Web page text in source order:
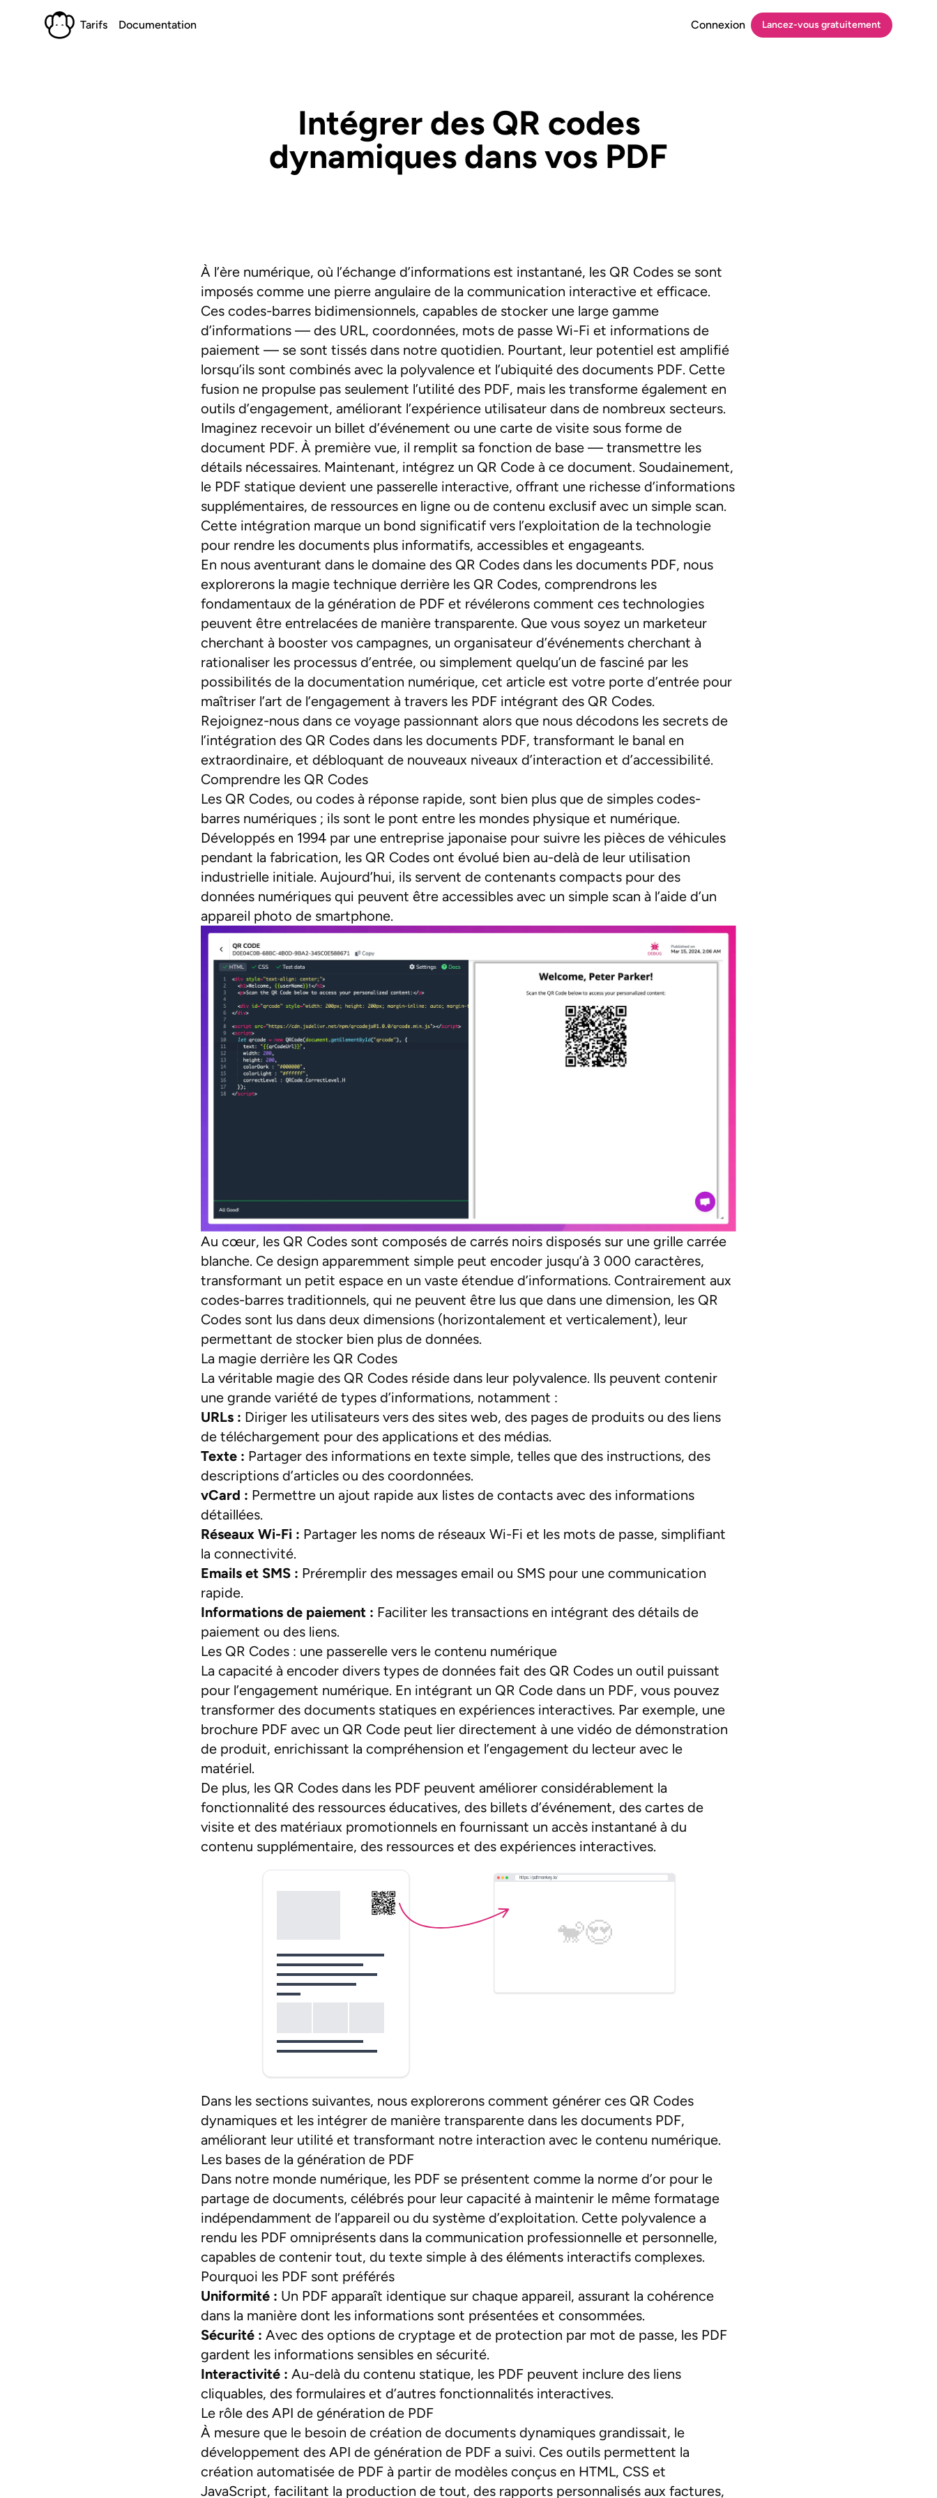
Tarifs Documentation Connexion Lancez-vous gratuitement
Intégrer des QR codes
dynamiques dans vos PDF
À l’ère numérique, où l’échange d’informations est instantané, les QR Codes se sont
imposés comme une pierre angulaire de la communication interactive et efficace.
Ces codes-barres bidimensionnels, capables de stocker une large gamme
d’informations — des URL, coordonnées, mots de passe Wi-Fi et informations de
paiement — se sont tissés dans notre quotidien. Pourtant, leur potentiel est amplifié
lorsqu’ils sont combinés avec la polyvalence et l’ubiquité des documents PDF. Cette
fusion ne propulse pas seulement l’utilité des PDF, mais les transforme également en
outils d’engagement, améliorant l’expérience utilisateur dans de nombreux secteurs.
Imaginez recevoir un billet d’événement ou une carte de visite sous forme de
document PDF. À première vue, il remplit sa fonction de base — transmettre les
détails nécessaires. Maintenant, intégrez un QR Code à ce document. Soudainement,
le PDF statique devient une passerelle interactive, offrant une richesse d’informations
supplémentaires, de ressources en ligne ou de contenu exclusif avec un simple scan.
Cette intégration marque un bond significatif vers l’exploitation de la technologie
pour rendre les documents plus informatifs, accessibles et engageants.
En nous aventurant dans le domaine des QR Codes dans les documents PDF, nous
explorerons la magie technique derrière les QR Codes, comprendrons les
fondamentaux de la génération de PDF et révélerons comment ces technologies
peuvent être entrelacées de manière transparente. Que vous soyez un marketeur
cherchant à booster vos campagnes, un organisateur d’événements cherchant à
rationaliser les processus d’entrée, ou simplement quelqu’un de fasciné par les
possibilités de la documentation numérique, cet article est votre porte d’entrée pour
maîtriser l’art de l’engagement à travers les PDF intégrant des QR Codes.
Rejoignez-nous dans ce voyage passionnant alors que nous décodons les secrets de
l’intégration des QR Codes dans les documents PDF, transformant le banal en
extraordinaire, et débloquant de nouveaux niveaux d’interaction et d’accessibilité.
Comprendre les QR Codes
Les QR Codes, ou codes à réponse rapide, sont bien plus que de simples codes-
barres numériques ; ils sont le pont entre les mondes physique et numérique.
Développés en 1994 par une entreprise japonaise pour suivre les pièces de véhicules
pendant la fabrication, les QR Codes ont évolué bien au-delà de leur utilisation
industrielle initiale. Aujourd’hui, ils servent de contenants compacts pour des
données numériques qui peuvent être accessibles avec un simple scan à l’aide d’un
appareil photo de smartphone.
Au cœur, les QR Codes sont composés de carrés noirs disposés sur une grille carrée
blanche. Ce design apparemment simple peut encoder jusqu’à 3 000 caractères,
transformant un petit espace en un vaste étendue d’informations. Contrairement aux
codes-barres traditionnels, qui ne peuvent être lus que dans une dimension, les QR
Codes sont lus dans deux dimensions (horizontalement et verticalement), leur
permettant de stocker bien plus de données.
La magie derrière les QR Codes
La véritable magie des QR Codes réside dans leur polyvalence. Ils peuvent contenir
une grande variété de types d’informations, notamment :
URLs : Diriger les utilisateurs vers des sites web, des pages de produits ou des liens
de téléchargement pour des applications et des médias.
Texte : Partager des informations en texte simple, telles que des instructions, des
descriptions d’articles ou des coordonnées.
vCard : Permettre un ajout rapide aux listes de contacts avec des informations
détaillées.
Réseaux Wi-Fi : Partager les noms de réseaux Wi-Fi et les mots de passe, simplifiant
la connectivité.
Emails et SMS : Préremplir des messages email ou SMS pour une communication
rapide.
Informations de paiement : Faciliter les transactions en intégrant des détails de
paiement ou des liens.
Les QR Codes : une passerelle vers le contenu numérique
La capacité à encoder divers types de données fait des QR Codes un outil puissant
pour l’engagement numérique. En intégrant un QR Code dans un PDF, vous pouvez
transformer des documents statiques en expériences interactives. Par exemple, une
brochure PDF avec un QR Code peut lier directement à une vidéo de démonstration
de produit, enrichissant la compréhension et l’engagement du lecteur avec le
matériel.
De plus, les QR Codes dans les PDF peuvent améliorer considérablement la
fonctionnalité des ressources éducatives, des billets d’événement, des cartes de
visite et des matériaux promotionnels en fournissant un accès instantané à du
contenu supplémentaire, des ressources et des expériences interactives.
Dans les sections suivantes, nous explorerons comment générer ces QR Codes
dynamiques et les intégrer de manière transparente dans les documents PDF,
améliorant leur utilité et transformant notre interaction avec le contenu numérique.
Les bases de la génération de PDF
Dans notre monde numérique, les PDF se présentent comme la norme d’or pour le
partage de documents, célébrés pour leur capacité à maintenir le même formatage
indépendamment de l’appareil ou du système d’exploitation. Cette polyvalence a
rendu les PDF omniprésents dans la communication professionnelle et personnelle,
capables de contenir tout, du texte simple à des éléments interactifs complexes.
Pourquoi les PDF sont préférés
Uniformité : Un PDF apparaît identique sur chaque appareil, assurant la cohérence
dans la manière dont les informations sont présentées et consommées.
Sécurité : Avec des options de cryptage et de protection par mot de passe, les PDF
gardent les informations sensibles en sécurité.
Interactivité : Au-delà du contenu statique, les PDF peuvent inclure des liens
cliquables, des formulaires et d’autres fonctionnalités interactives.
Le rôle des API de génération de PDF
À mesure que le besoin de création de documents dynamiques grandissait, le
développement des API de génération de PDF a suivi. Ces outils permettent la
création automatisée de PDF à partir de modèles conçus en HTML, CSS et
JavaScript, facilitant la production de tout, des rapports personnalisés aux factures,